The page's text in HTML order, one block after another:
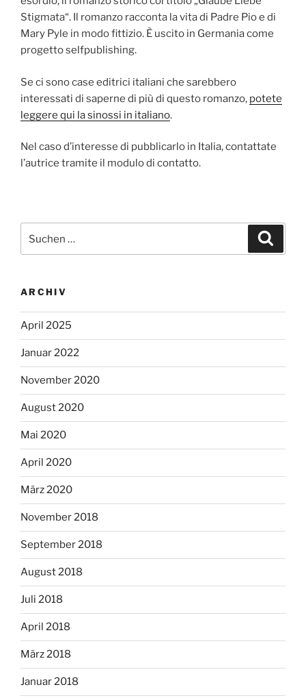
Stigmata“. Il romanzo racconta la vita di Padre Pio e di
Mary Pyle in modo fittizio. È uscito in Germania come
progetto selfpublishing.
Se ci sono case editrici italiani che sarebbero
interessati di saperne di più di questo romanzo, potete
leggere qui la sinossi in italiano.
Nel caso d’interesse di pubblicarlo in Italia, contattate
l’autrice tramite il modulo di contatto.
nach:
ARCHIV
April 2025
Januar 2022
November 2020
August 2020
Mai 2020
April 2020
März 2020
November 2018
September 2018
August 2018
Juli 2018
April 2018
März 2018
Januar 2018